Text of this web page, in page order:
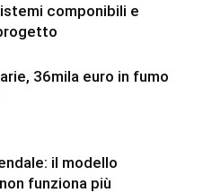
componibili e
36mila euro in fumo
il modello
funziona più